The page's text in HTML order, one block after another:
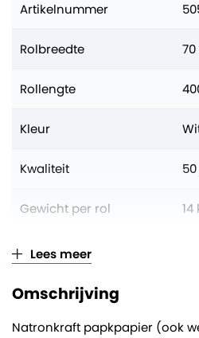
Artikelnummer
Rolbreedte
Rollengte
Kleur
Kwaliteit
Gewicht per rol
Aantal op volle pallet
Verkoopeenheid
Lees meer
Omschrijving
Natronkraft papkpapier (ook